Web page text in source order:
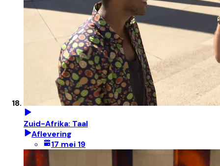
Zuid-Afrika: Taal
Aflevering
17 mei 19